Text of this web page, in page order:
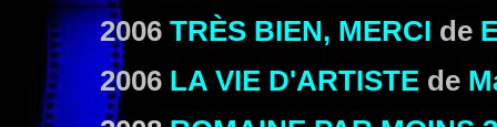
2006 TRÈS BIEN, MERCI de
2006 LA VIE D'ARTISTE de